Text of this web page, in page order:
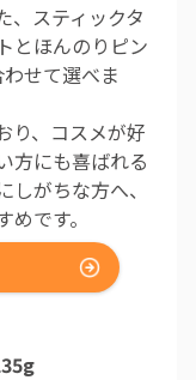
、スティックタ
とほんのりピン
せて選べま
り、コスメが好
方にも喜ばれる
がちな方へ、
です。